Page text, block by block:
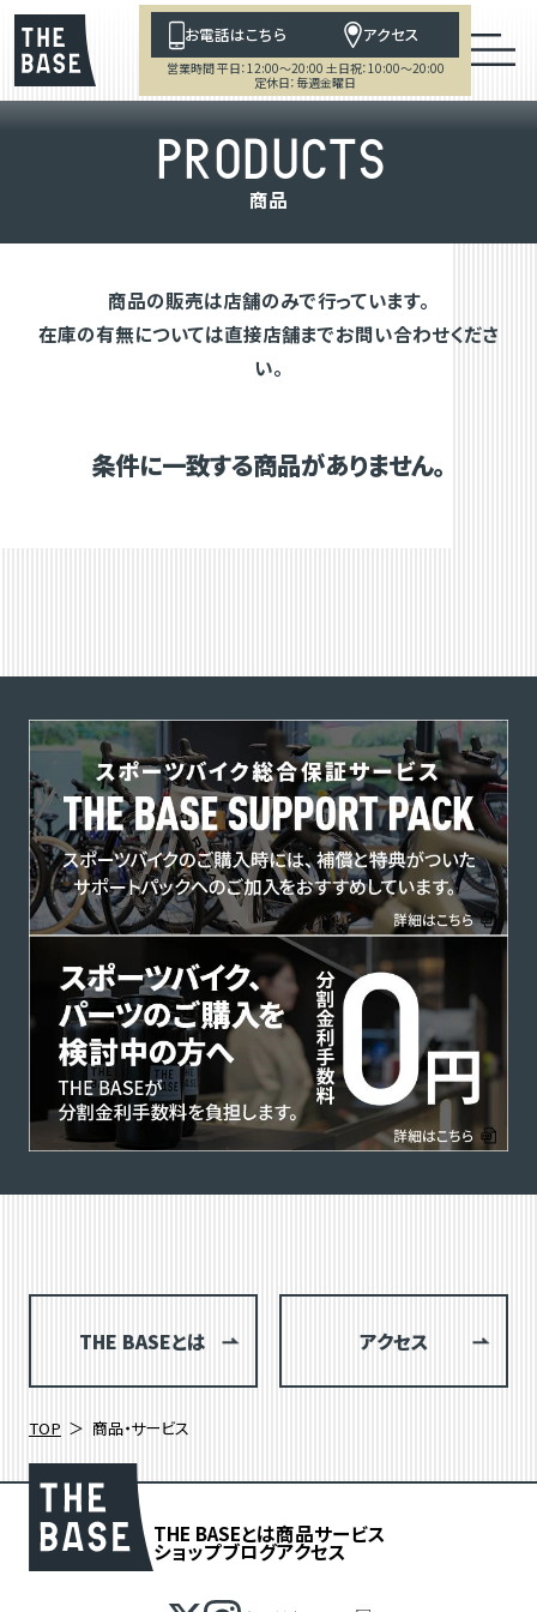
お電話はこちら アクセス
営業時間 平日：12:00～20:00 土日祝：10:00～20:00
定休日：毎週金曜日
PRODUCTS
商品
商品の販売は店舗のみで行っています。
在庫の有無については直接店舗までお問い合わせくださ
い。
条件に一致する商品がありません。
THE BASEとは アクセス
TOP 商品・サービス
THE BASEとは商品サービス
ショップブログアクセス